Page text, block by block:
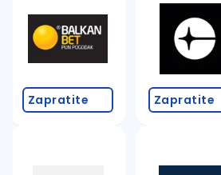
Zapratite Zapratite